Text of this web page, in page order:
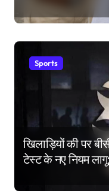
Sports
खिलाड़ियों की पर
टेस्ट के नए नियम